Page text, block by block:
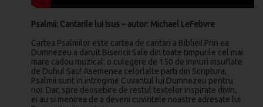
Psalmii: Cantarile lui Isus – autor: Michael LeFebvre
Cartea Psalmilor este cartea de cantari a Bibliei! Prin ea
Dumnezeu a daruit Bisericii Sale din toate timpurile cel mai
mare cadou muzical: o culegere de 150 de imnuri insuflate
de Duhul Sau! Asemenea celorlalte parti din Scriptura,
Psalmii sunt in intregime Cuvantul lui Dumnezeu pentru
noi. Dar, spre deosebire de restul textelor inspirate divin,
ei au si menirea de a deveni cuvintele noastre adresate lui